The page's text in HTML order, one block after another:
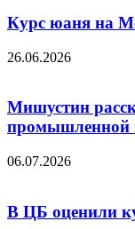
Курс юаня на
26.06.2026
Мишустин
промышленной
06.07.2026
В ЦБ оценили